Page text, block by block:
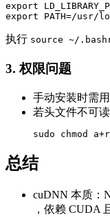
export
export PATH=/usr/
执行 source ~/
​​3. 权限问题​​
手动安装时需用
若头文件不可读
sudo chmod
​​总结​​
​​cuDNN 本质​​：
，依赖 CUDA